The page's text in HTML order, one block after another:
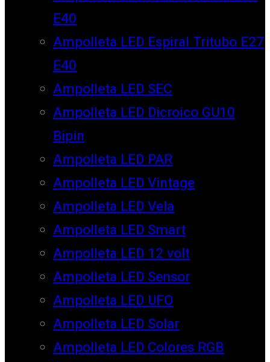
E40
Ampolleta LED Espiral Tritubo E27
E40
Ampolleta LED SEC
Ampolleta LED Dicroico GU10
Bipin
Ampolleta LED PAR
Ampolleta LED Vintage
Ampolleta LED Vela
Ampolleta LED Smart
Ampolleta LED 12 volt
Ampolleta LED Sensor
Ampolleta LED UFO
Ampolleta LED Solar
Ampolleta LED Colores RGB